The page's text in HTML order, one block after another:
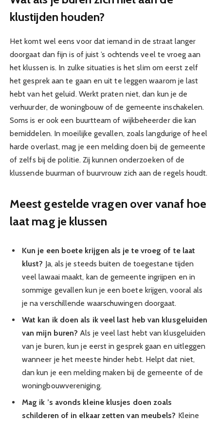
klustijden houden?
Het komt wel eens voor dat iemand in de straat langer
doorgaat dan fijn is of juist ’s ochtends veel te vroeg aan
het klussen is. In zulke situaties is het slim om eerst zelf
het gesprek aan te gaan en uit te leggen waarom je last
hebt van het geluid. Werkt praten niet, dan kun je de
verhuurder, de woningbouw of de gemeente inschakelen.
Soms is er ook een buurtteam of wijkbeheerder die kan
bemiddelen. In moeilijke gevallen, zoals langdurige of heel
harde overlast, mag je een melding doen bij de gemeente
of zelfs bij de politie. Zij kunnen onderzoeken of de
klussende buurman of buurvrouw zich aan de regels houdt.
Meest gestelde vragen over vanaf hoe
laat mag je klussen
Kun je een boete krijgen als je te vroeg of te laat
klust? Ja, als je steeds buiten de toegestane tijden
veel lawaai maakt, kan de gemeente ingrijpen en in
sommige gevallen kun je een boete krijgen, vooral als
je na verschillende waarschuwingen doorgaat.
Wat kan ik doen als ik veel last heb van klusgeluiden
van mijn buren? Als je veel last hebt van klusgeluiden
van je buren, kun je eerst in gesprek gaan en uitleggen
wanneer je het meeste hinder hebt. Helpt dat niet,
dan kun je een melding maken bij de gemeente of de
woningbouwvereniging.
Mag ik ’s avonds kleine klusjes doen zoals
schilderen of in elkaar zetten van meubels? Kleine